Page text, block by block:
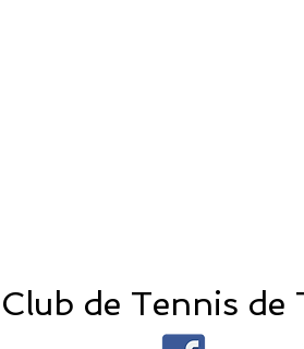
Club de Tennis de